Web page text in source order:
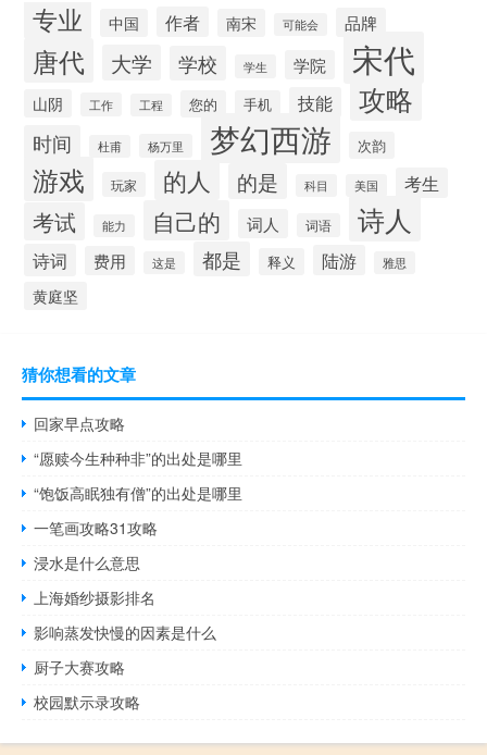
专业 中国 作者 南宋 可能会 品牌
唐代 大学 学校 学生 学院 宋代
山阴 工作 工程 您的 手机 技能 攻略
时间 杜甫 杨万里 梦幻西游 次韵
游戏 玩家 的人 的是 科目 美国 考生
考试 能力 自己的 词人 词语 诗人
诗词 费用 这是 都是 释义 陆游 雅思
黄庭坚
猜你想看的文章
回家早点攻略
“愿赎今生种种非”的出处是哪里
“饱饭高眠独有僧”的出处是哪里
一笔画攻略31攻略
浸水是什么意思
上海婚纱摄影排名
影响蒸发快慢的因素是什么
厨子大赛攻略
校园默示录攻略